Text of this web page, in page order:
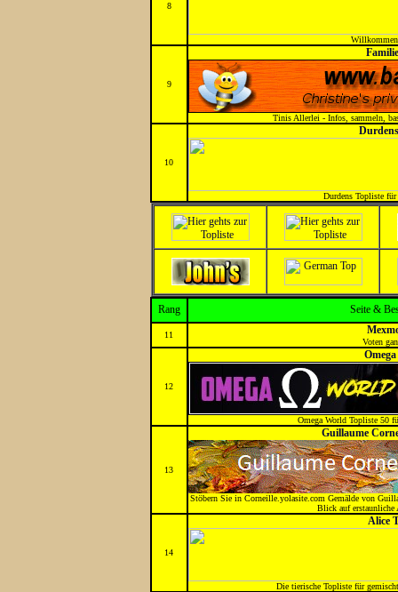
8
9
Tinis Allerlei - Infos, sammeln,
10
Durdens Topliste
Rang Seite &
11
Voten
12
Omega World Topliste 50
13
Guillaume
Stöbern Sie in Corneille.yolasite.com Gemälde von
Blick auf erstaunliche
14
Alice
Die tierische Topliste für